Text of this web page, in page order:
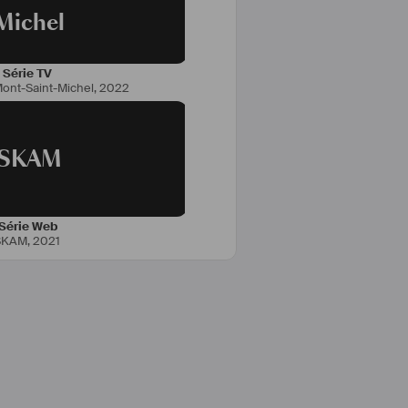
Série TV
Saint-Michel,2022
Web
,2021